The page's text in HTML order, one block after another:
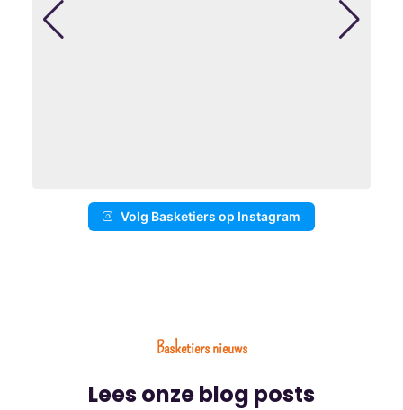
Volg Basketiers op Instagram
Basketiers nieuws
Lees onze blog posts